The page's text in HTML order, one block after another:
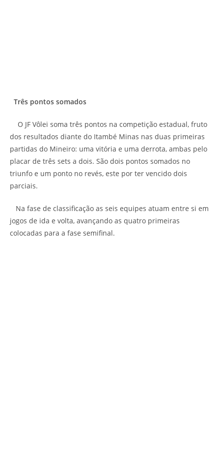
Três pontos somados
O JF Vôlei soma três pontos na competição estadual, fruto
dos resultados diante do Itambé Minas nas duas primeiras
partidas do Mineiro: uma vitória e uma derrota, ambas pelo
placar de três sets a dois. São dois pontos somados no
triunfo e um ponto no revés, este por ter vencido dois
parciais.
Na fase de classificação as seis equipes atuam entre si em
jogos de ida e volta, avançando as quatro primeiras
colocadas para a fase semifinal.